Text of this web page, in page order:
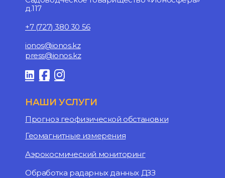
д.117
+7 (727) 380 30 56
ionos@ionos.kz
press@ionos.kz
НАШИ УСЛУГИ
Прогноз геофизической обстановки
Геомагнитные измерения
Аэрокосмический мониторинг
Обработка радарных данных ДЗЗ